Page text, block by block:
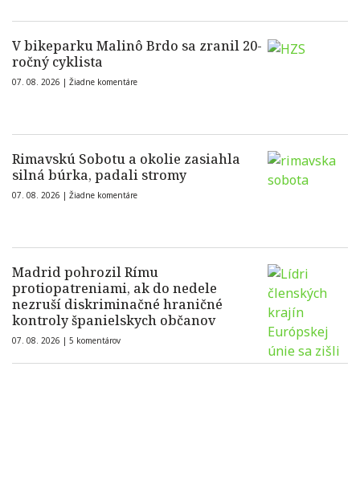
V bikeparku Malinô Brdo sa zranil 20-
ročný cyklista
07. 08. 2026 | Žiadne komentáre
Rimavskú Sobotu a okolie zasiahla
silná búrka, padali stromy
07. 08. 2026 | Žiadne komentáre
Madrid pohrozil Rímu
protiopatreniami, ak do nedele
nezruší diskriminačné hraničné
kontroly španielskych občanov
07. 08. 2026 | 5 komentárov